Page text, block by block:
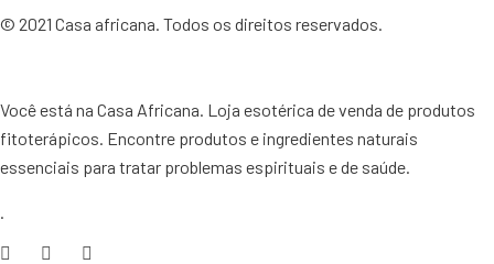
© 2021 Casa africana. Todos os direitos reservados.
Você está na Casa Africana. Loja esotérica de venda de produtos
fitoterápicos. Encontre produtos e ingredientes naturais
essenciais para tratar problemas espirituais e de saúde.
.